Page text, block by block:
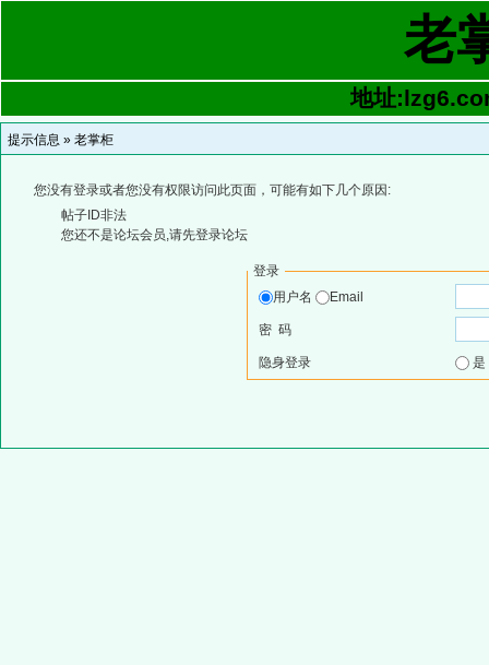
老
地址
提示信息 » 老掌柜
您没有登录或者您没有权限访问此页面，可能有如下几个原因:
帖子ID非法
您还不是论坛会员,请先登录论坛
登录
用户名
Email
密 码
隐身登录